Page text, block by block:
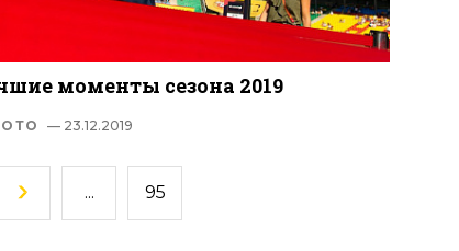
моменты сезона 2019
— 23.12.2019
... 95